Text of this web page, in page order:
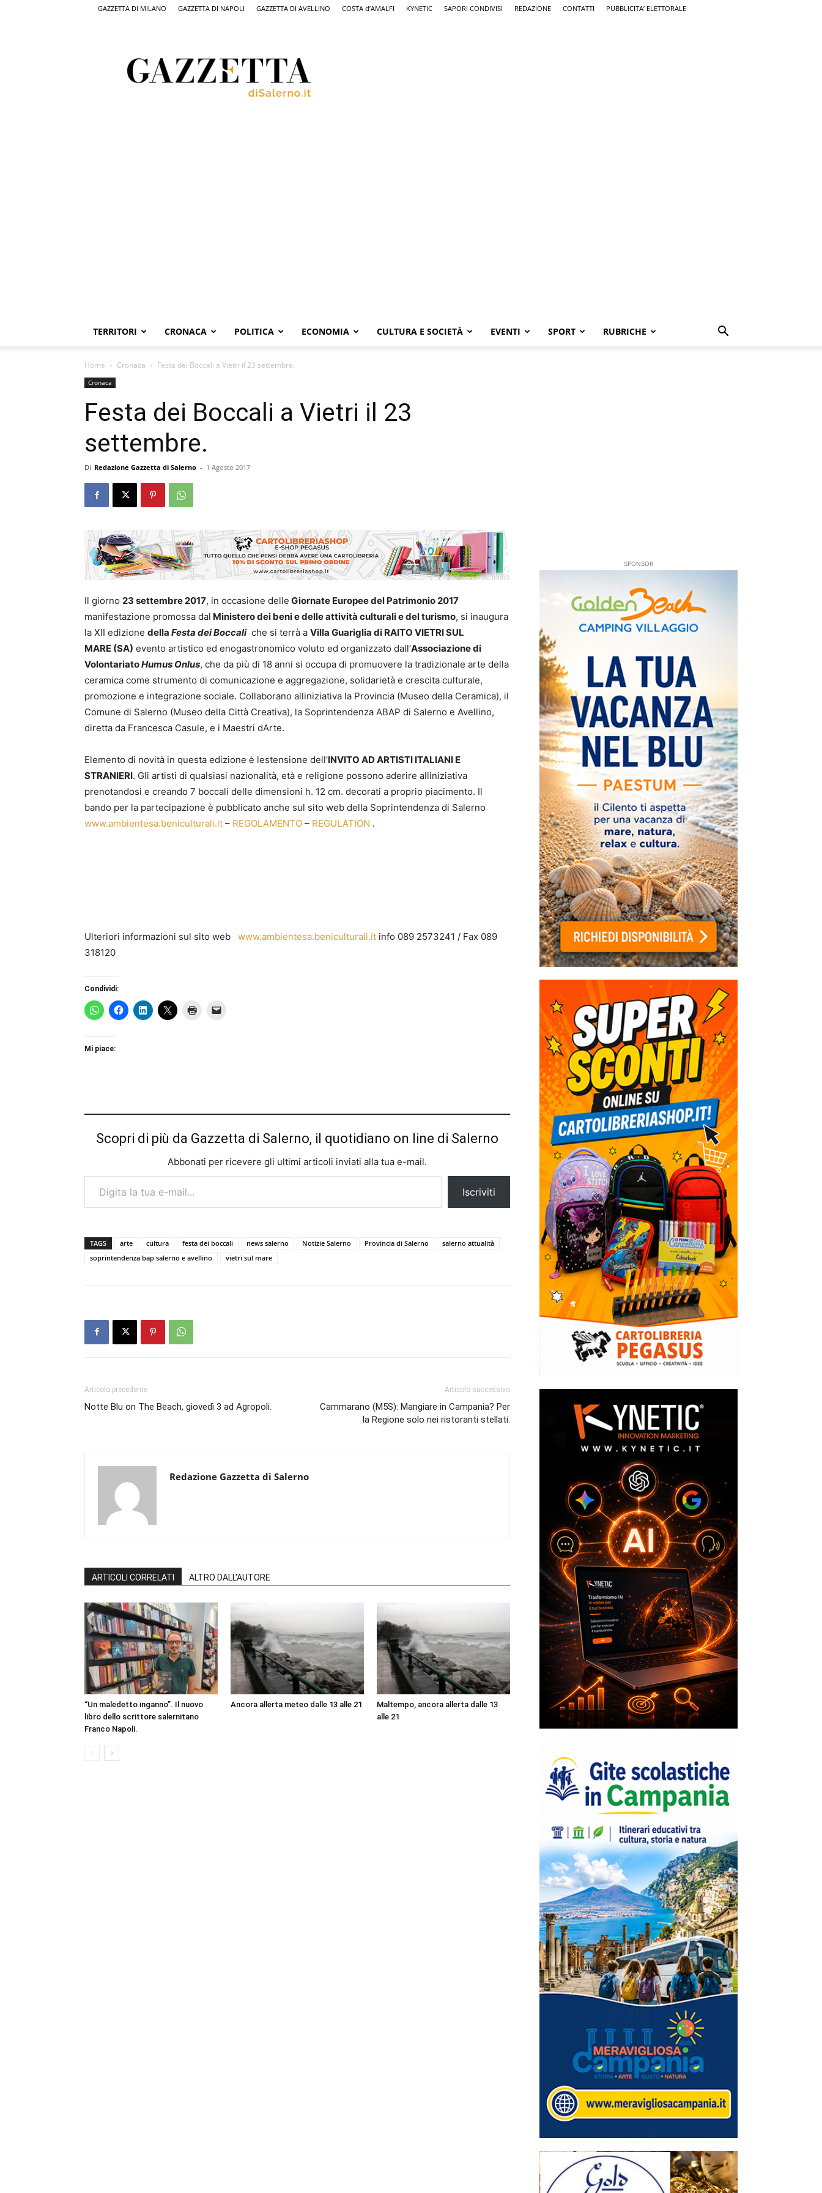
GAZZETTA DI MILANO GAZZETTA DI NAPOLI GAZZETTA DI AVELLINO COSTA d’AMALFI KYNETIC SAPORI CONDIVISI REDAZIONE CONTATTI PUBBLICITA’ ELETTORALE
Salerno,
il
quotidiano
TERRITORI CRONACA POLITICA ECONOMIA CULTURA E SOCIETÀ EVENTI SPORT RUBRICHE
Home Cronaca Festa dei Boccali a Vietri il 23 settembre.
Cronaca
Festa dei Boccali a Vietri il 23
settembre.
Di Redazione Gazzetta di Salerno - 1 Agosto 2017
Il giorno 23 settembre 2017, in occasione delle Giornate Europee del Patrimonio 2017
manifestazione promossa dal Ministero dei beni e delle attività culturali e del turismo, si inaugura
la XII edizione della Festa dei Boccaliche si terrà a Villa Guariglia di RAITO VIETRI SUL
MARE (SA) evento artistico ed enogastronomico voluto ed organizzato dall’Associazione di
VolontariatoHumus Onlus, che da più di 18 anni si occupa di promuovere la tradizionale arte della
ceramica come strumento di comunicazione e aggregazione, solidarietà e crescita culturale,
promozione e integrazione sociale. Collaborano alliniziativa la Provincia (Museo della Ceramica), il
Comune di Salerno (Museo della Città Creativa), la Soprintendenza ABAP di Salerno e Avellino,
diretta da Francesca Casule, e i Maestri dArte.
Elemento di novità in questa edizione è lestensione dell’INVITO AD ARTISTI ITALIANI E
STRANIERI. Gli artisti di qualsiasi nazionalità, età e religione possono aderire alliniziativa
prenotandosi e creando 7 boccali delle dimensioni h. 12 cm. decorati a proprio piacimento. Il
bando per la partecipazione è pubblicato anche sul sito web della Soprintendenza di Salerno
www.ambientesa.beniculturali.it – REGOLAMENTO – REGULATION .
Ulteriori informazioni sul sito web www.ambientesa.beniculturali.it info 089 2573241 / Fax 089
318120
Condividi:
Mi piace:
Scopri di più da Gazzetta di Salerno, il quotidiano on line di Salerno
Abbonati per ricevere gli ultimi articoli inviati alla tua e-mail.
Digita la tua e-mail...
Iscriviti
TAGS arte cultura festa dei boccali news salerno Notizie Salerno Provincia di Salerno
salerno attualità
soprintendenza bap salerno e avellino
vietri sul mare
Articolo precedente
Notte Blu on The Beach, giovedì 3 ad Agropoli.
Articolo successivo
Cammarano (M5S): Mangiare in Campania? Per
la Regione solo nei ristoranti stellati.
Redazione Gazzetta di Salerno
ARTICOLI CORRELATI ALTRO DALL'AUTORE
“Un maledetto inganno”. Il nuovo
libro dello scrittore salernitano
Franco Napoli.
Ancora allerta meteo dalle 13 alle 21
Maltempo, ancora allerta dalle 13
alle 21
SPONSOR